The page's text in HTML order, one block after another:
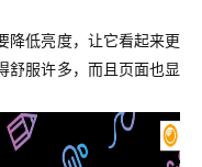
降低亮度，让它看起来更
舒服许多，而且页面也显